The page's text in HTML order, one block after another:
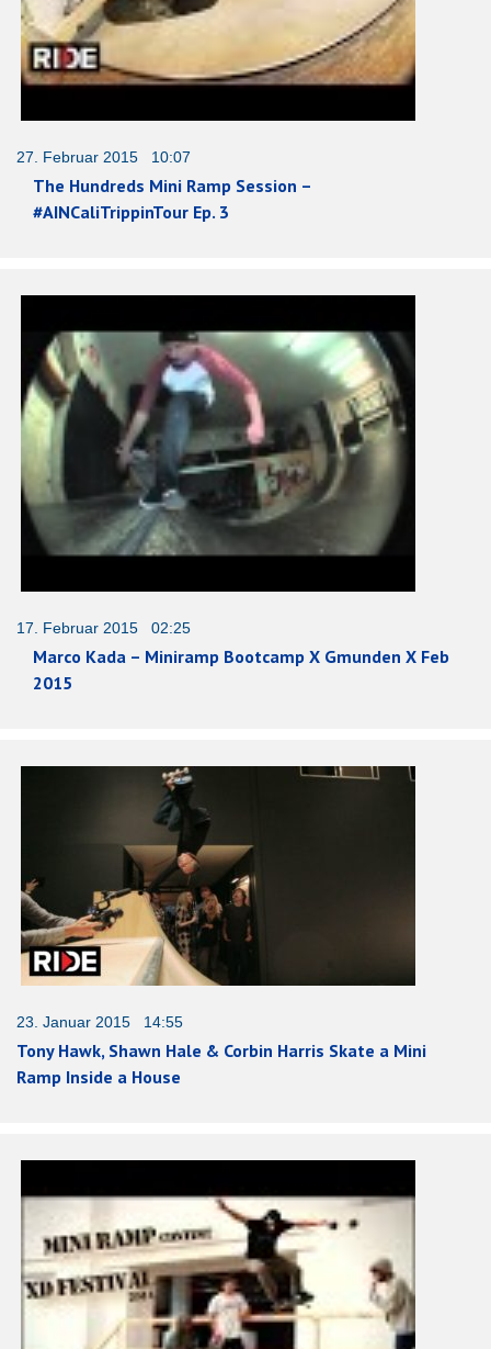
27. Februar 2015 10:07
The Hundreds Mini Ramp Session –
#AINCaliTrippinTour Ep. 3
17. Februar 2015 02:25
Marco Kada – Miniramp Bootcamp X Gmunden X Feb
2015
23. Januar 2015 14:55
Tony Hawk, Shawn Hale & Corbin Harris Skate a Mini
Ramp Inside a House